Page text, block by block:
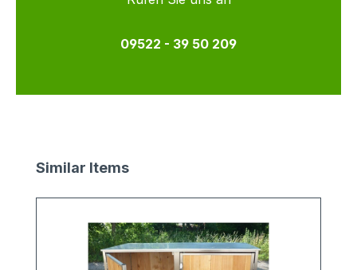
09522 - 39 50 209
Produktgalerie überspringen
Similar Items